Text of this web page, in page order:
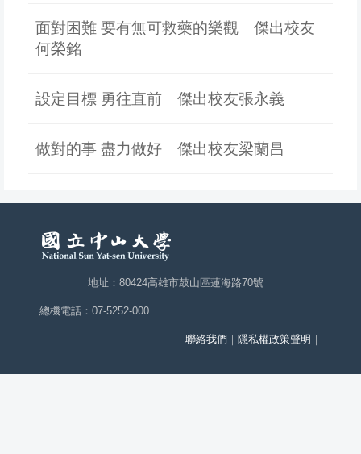
師生榮譽
面對困難 要有無可救藥的樂觀 傑出校友
何榮銘
設定目標 勇往直前 傑出校友張永義
做對的事 盡力做好 傑出校友梁蘭昌
地址：80424高雄市鼓山區蓮海路70號
總機電話：07-5252-000
｜ 聯絡我們 ｜ 隱私權政策聲明 ｜